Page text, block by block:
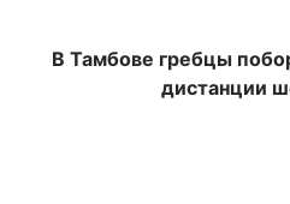
В Тамбове гребцы
дистанции